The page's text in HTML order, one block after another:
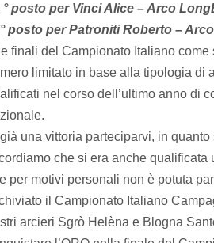
° posto per Vinci Alice – Arco
posto per Patroniti Roberto –
finali del Campionato Italiano
limitato in base alla tipologia di
nel corso dell’ultimo anno di
già una vittoria parteciparvi, in
che si era anche qualificata
per motivi personali non è potuta
il Campionato Italiano
arcieri Sgrò Helèna e Blogna